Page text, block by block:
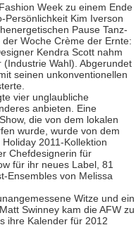
Week zu einem Ende
Persönlichkeit Kim Iverson
Pause Tanz-
Woche Crème der Ernte:
Kendra Scott nahm
Wahl). Abgerundet
seinen unkonventionellen
vier unglaubliche
anbieten. Eine
die von dem lokalen
wurde, wurde von dem
2011-Kollektion
Chefdesignerin für
für ihr neues Label, 81
Ensembles von Melissa
Witze und ein
Swinney kam die AFW zu
ihre Kalender für 2012